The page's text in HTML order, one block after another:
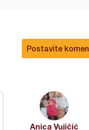
Postavite
Anica Vujičić